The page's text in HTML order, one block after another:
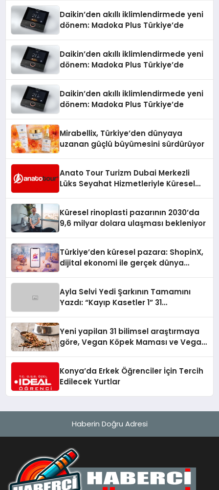
Daikin’den akıllı iklimlendirmede yeni
dönem: Madoka Plus Türkiye’de
Daikin’den akıllı iklimlendirmede yeni
dönem: Madoka Plus Türkiye’de
Daikin’den akıllı iklimlendirmede yeni
dönem: Madoka Plus Türkiye’de
Mirabellix, Türkiye’den dünyaya
uzanan güçlü büyümesini sürdürüyor
Anato Tour Turizm Dubai Merkezli
Lüks Seyahat Hizmetleriyle Küresel
Küresel rinoplasti pazarının 2030’da
9,6 milyar dolara ulaşması bekleniyor
Türkiye’den küresel pazara: ShopinX,
dijital ekonomi ile gerçek dünya
Ayla Selvi Yedi Şarkının Tamamını
Yazdı: “Kayıp Kasetler 1” 31
Yeni yapilan 31 bilimsel araştırmaya
göre, Vegan Köpek Maması ve Vegan
Konya’da Erkek Öğrenciler İçin Tercih
Edilecek Yurtlar
Haberin Doğru Adresi